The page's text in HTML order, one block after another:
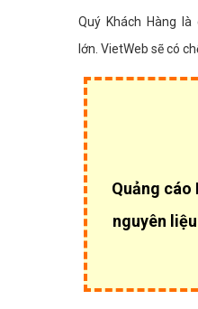
Quý Khách Hàng
lớn. VietWeb sẽ có
Quảng cáo
nguyên